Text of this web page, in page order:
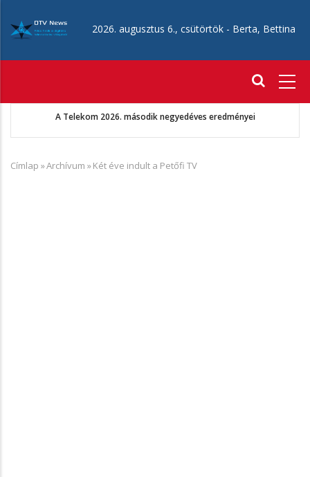
tartalomra
2026. augusztus 6., csütörtök - Berta, Bettina
A Telekom 2026. második negyedéves eredményei
Morzsa
Címlap »Archívum »Két éve indult a Petőfi TV